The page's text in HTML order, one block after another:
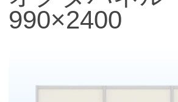
990×2400